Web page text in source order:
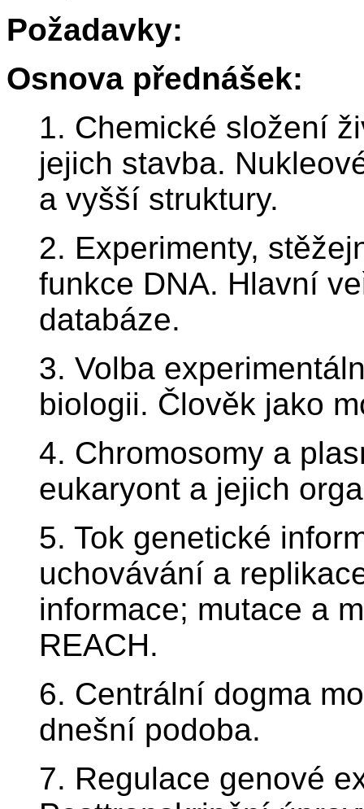
Požadavky:
Osnova přednášek:
1. Chemické složení
jejich stavba.
a vyšší struktury.
2. Experimenty,
funkce DNA. Hlavní
databáze.
3. Volba
biologii. Člověk jako
4. Chromosomy a
eukaryont a jejich
5. Tok genetické
uchovávání a
informace; mutace a
REACH.
6. Centrální dogma
dnešní podoba.
7. Regulace genové